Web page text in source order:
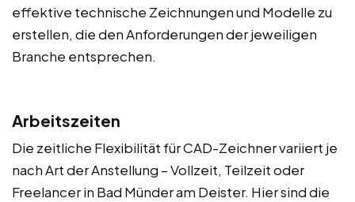
effektive technische Zeichnungen und Modelle zu
erstellen, die den Anforderungen der jeweiligen
Branche entsprechen.
Arbeitszeiten
Die zeitliche Flexibilität für CAD-Zeichner variiert je
nach Art der Anstellung – Vollzeit, Teilzeit oder
Freelancer in Bad Münder am Deister. Hier sind die